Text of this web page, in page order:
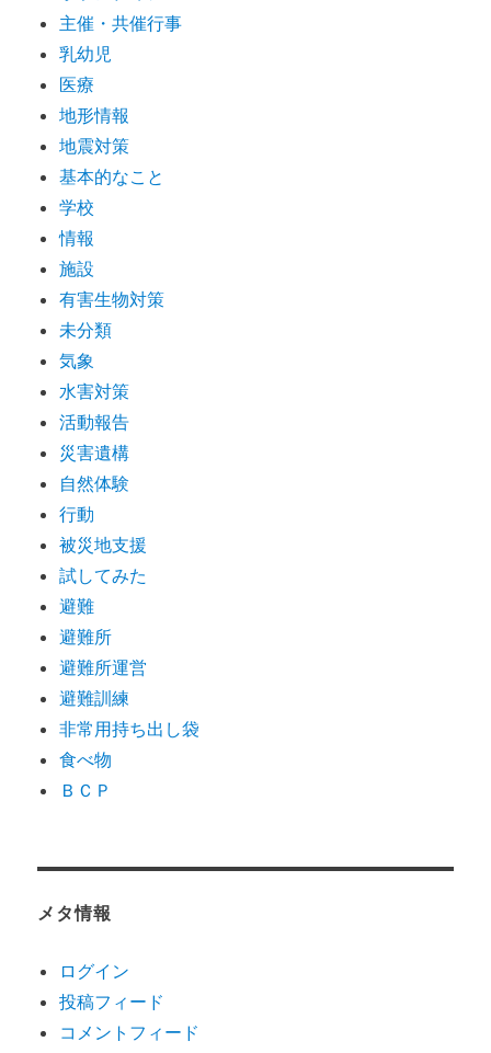
主催・共催行事
乳幼児
医療
地形情報
地震対策
基本的なこと
学校
情報
施設
有害生物対策
未分類
気象
水害対策
活動報告
災害遺構
自然体験
行動
被災地支援
試してみた
避難
避難所
避難所運営
避難訓練
非常用持ち出し袋
食べ物
ＢＣＰ
メタ情報
ログイン
投稿フィード
コメントフィード